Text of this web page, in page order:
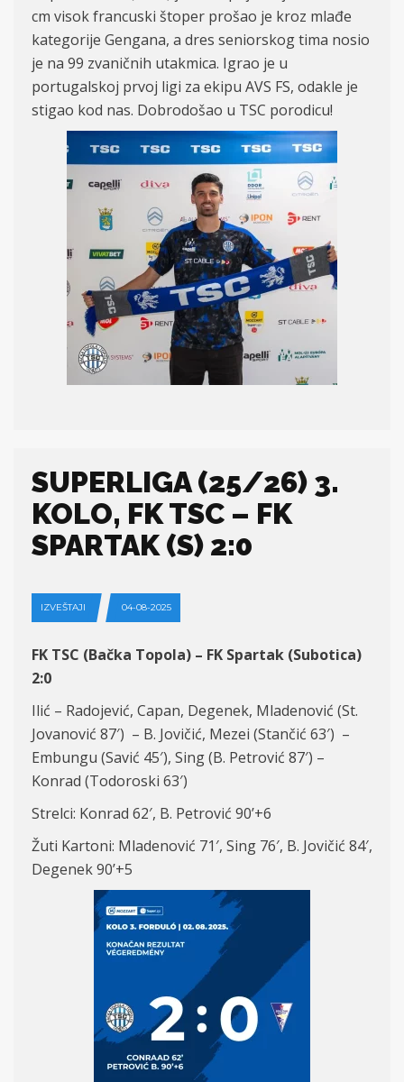
cm visok francuski štoper prošao je kroz mlađe
kategorije Gengana, a dres seniorskog tima nosio
je na 99 zvaničnih utakmica. Igrao je u
portugalskoj prvoj ligi za ekipu AVS FS, odakle je
stigao kod nas. Dobrodošao u TSC porodicu!
SUPERLIGA (25/26) 3.
KOLO, FK TSC – FK
SPARTAK (S) 2:0
IZVEŠTAJI 04-08-2025
FK TSC (Bačka Topola) – FK Spartak (Subotica)
2:0
Ilić – Radojević, Capan, Degenek, Mladenović (St.
Jovanović 87′) – B. Jovičić, Mezei (Stančić 63′) –
Embungu (Savić 45′), Sing (B. Petrović 87′) –
Konrad (Todoroski 63′)
Strelci: Konrad 62′, B. Petrović 90’+6
Žuti Kartoni: Mladenović 71′, Sing 76′, B. Jovičić 84′,
Degenek 90’+5